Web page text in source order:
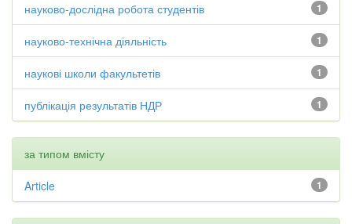
1
науково-дослідна робота студентів
1
науково-технічна діяльність
1
наукові школи факультетів
1
публікація результатів НДР
за типом вмісту
1
Article